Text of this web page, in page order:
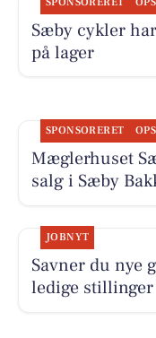
Sæby cykler
på lager
SPONSORERET
Mæglerhuset
salg i Sæby
JOBNYT
Savner du nye
ledige